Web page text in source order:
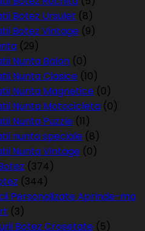
Botez Ursulet (8)
Botez Vintage (9)
(29)
Nunta Balon (0)
Nunta Clasice (10)
Nunta Magnetice (0)
Nunta Motocicleta (0)
Nunta Puzzle (11)
nunta speciale (8)
Nunta Vintage (0)
(374)
(344)
Personalizate Aprinde-ma
(3)
Botez Crosetate (5)